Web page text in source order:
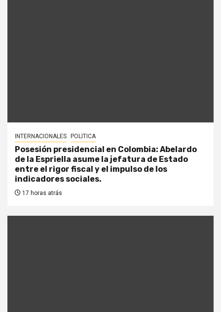
INTERNACIONALES POLITICA
Posesión presidencial en Colombia: Abelardo
de la Espriella asume la jefatura de Estado
entre el rigor fiscal y el impulso de los
indicadores sociales.
17 horas atrás